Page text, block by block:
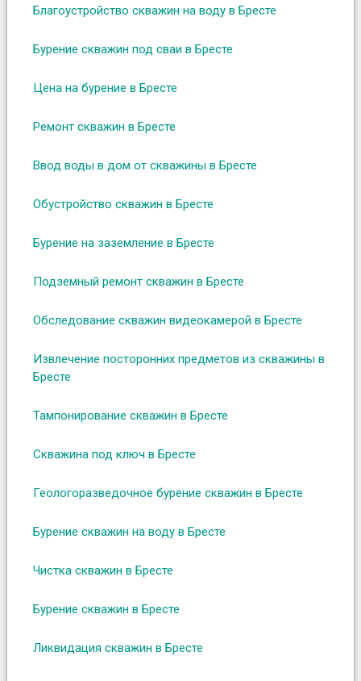
Благоустройство скважин на воду в Бресте
Бурение скважин под сваи в Бресте
Цена на бурение в Бресте
Ремонт скважин в Бресте
Ввод воды в дом от скважины в Бресте
Обустройство скважин в Бресте
Бурение на заземление в Бресте
Подземный ремонт скважин в Бресте
Обследование скважин видеокамерой в Бресте
Извлечение посторонних предметов из скважины в
Бресте
Тампонирование скважин в Бресте
Скважина под ключ в Бресте
Геологоразведочное бурение скважин в Бресте
Бурение скважин на воду в Бресте
Чистка скважин в Бресте
Бурение скважин в Бресте
Ликвидация скважин в Бресте